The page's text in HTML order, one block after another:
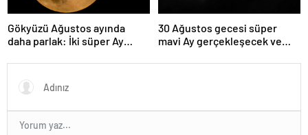
Gökyüzü Ağustos ayında
daha parlak: İki süper Ay
30 Ağustos gecesi süper
mavi Ay gerçekleşecek ve
olacak